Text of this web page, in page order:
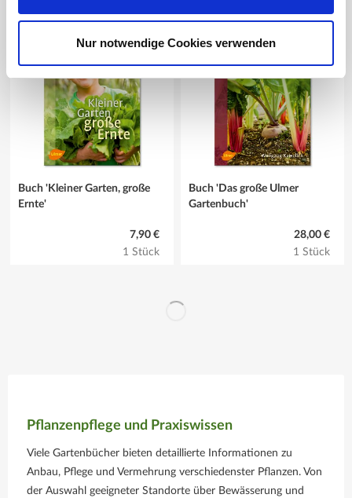
Nur notwendige Cookies verwenden
Buch 'Kleiner Garten, große
Ernte'
7,90 €
1 Stück
Buch 'Das große Ulmer
Gartenbuch'
28,00 €
1 Stück
Pflanzenpflege und Praxiswissen
Viele Gartenbücher bieten detaillierte Informationen zu
Anbau, Pflege und Vermehrung verschiedenster Pflanzen. Von
der Auswahl geeigneter Standorte über Bewässerung und